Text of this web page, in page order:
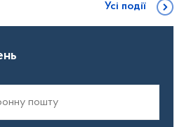
Усі події